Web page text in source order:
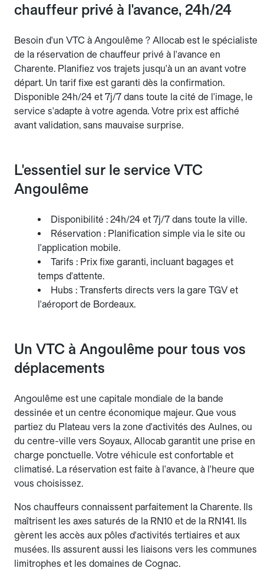
chauffeur privé à l'avance, 24h/24
Besoin d'un VTC à Angoulême ? Allocab est le spécialiste
de la réservation de chauffeur privé à l'avance en
Charente. Planifiez vos trajets jusqu'à un an avant votre
départ. Un tarif fixe est garanti dès la confirmation.
Disponible 24h/24 et 7j/7 dans toute la cité de l'image, le
service s'adapte à votre agenda. Votre prix est affiché
avant validation, sans mauvaise surprise.
L'essentiel sur le service VTC
Angoulême
Disponibilité : 24h/24 et 7j/7 dans toute la ville.
Réservation : Planification simple via le site ou
l'application mobile.
Tarifs : Prix fixe garanti, incluant bagages et
temps d'attente.
Hubs : Transferts directs vers la gare TGV et
l'aéroport de Bordeaux.
Un VTC à Angoulême pour tous vos
déplacements
Angoulême est une capitale mondiale de la bande
dessinée et un centre économique majeur. Que vous
partiez du Plateau vers la zone d'activités des Aulnes, ou
du centre-ville vers Soyaux, Allocab garantit une prise en
charge ponctuelle. Votre véhicule est confortable et
climatisé. La réservation est faite à l'avance, à l'heure que
vous choisissez.
Nos chauffeurs connaissent parfaitement la Charente. Ils
maîtrisent les axes saturés de la RN10 et de la RN141. Ils
gèrent les accès aux pôles d'activités tertiaires et aux
musées. Ils assurent aussi les liaisons vers les communes
limitrophes et les domaines de Cognac.